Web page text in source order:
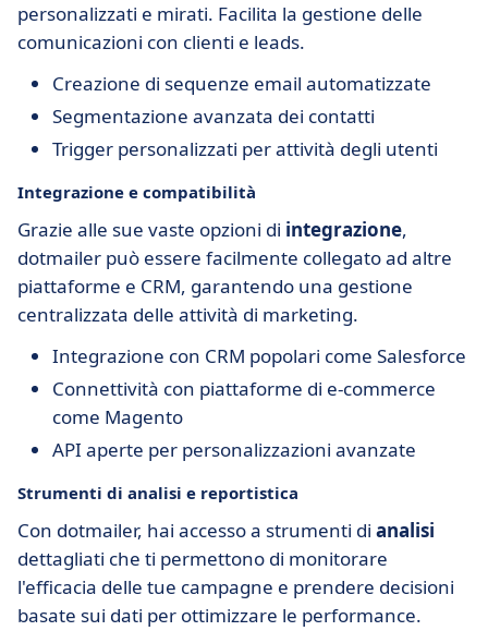
personalizzati e mirati. Facilita la gestione delle
comunicazioni con clienti e leads.
Creazione di sequenze email automatizzate
Segmentazione avanzata dei contatti
Trigger personalizzati per attività degli utenti
Integrazione e compatibilità
Grazie alle sue vaste opzioni di integrazione,
dotmailer può essere facilmente collegato ad altre
piattaforme e CRM, garantendo una gestione
centralizzata delle attività di marketing.
Integrazione con CRM popolari come Salesforce
Connettività con piattaforme di e-commerce
come Magento
API aperte per personalizzazioni avanzate
Strumenti di analisi e reportistica
Con dotmailer, hai accesso a strumenti di analisi
dettagliati che ti permettono di monitorare
l'efficacia delle tue campagne e prendere decisioni
basate sui dati per ottimizzare le performance.